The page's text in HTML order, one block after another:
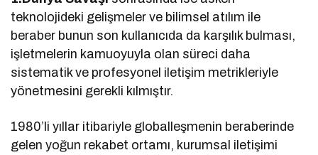
teknolojideki gelişmeler ve bilimsel atılım ile
beraber bunun son kullanıcıda da karşılık bulması,
işletmelerin kamuoyuyla olan süreci daha
sistematik ve profesyonel iletişim metrikleriyle
yönetmesini gerekli kılmıştır.
1980’li yıllar itibariyle globalleşmenin beraberinde
gelen yoğun rekabet ortamı, kurumsal iletişimi